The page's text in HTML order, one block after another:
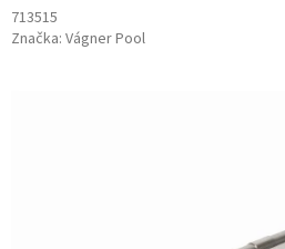
713515
Značka: Vágner Pool